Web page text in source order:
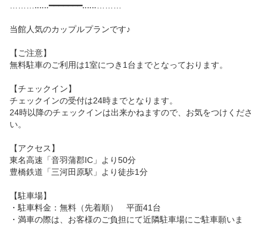
………‥‥‥━━━━━━━‥‥‥………
当館人気のカップルプランです♪
【ご注意】
無料駐車のご利用は1室につき1台までとなっております。
【チェックイン】
チェックインの受付は24時までとなります。
24時以降のチェックインは出来かねますので、お気をつけくださ
い。
【アクセス】
東名高速「音羽蒲郡IC」より50分
豊橋鉄道「三河田原駅」より徒歩1分
【駐車場】
・駐車料金：無料（先着順）　平面41台
・満車の際は、お客様のご負担にて近隣駐車場にご駐車願いま